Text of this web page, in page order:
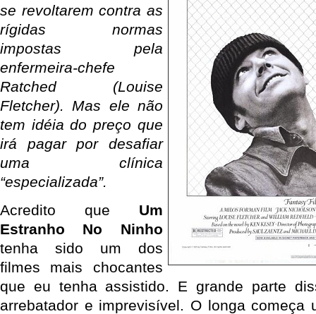
se revoltarem contra as
rígidas normas
impostas pela
enfermeira-chefe
Ratched (Louise
Fletcher). Mas ele não
tem idéia do preço que
irá pagar por desafiar
uma clínica
“especializada”.
Acredito que Um
Estranho No Ninho
tenha sido um dos
filmes mais chocantes
que eu tenha assistido. E grande parte
arrebatador e imprevisível. O longa começa